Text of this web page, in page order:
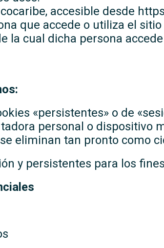
accesible desde
que accede o utiliza el
la cual dicha persona
«persistentes» o de
personal o dispositivo
eliminan tan pronto como
y persistentes para los